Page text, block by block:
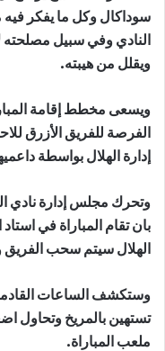
سوداكال وكل ما يفكر فيه
النادي وفي سبيل مصلحته
ويقلل من هيبته.
ويسعى مخطط إقامة
الفرصة للفريق الأزرق
إدارة الهلال بواسطة
وتحرك مجلس إدارة نادي
بان تقام المباراة في
الهلال سيتم سحب الفريق
وستكشف الساعات
تستهين بالمريخ وتحاول
ملعب المباراة.